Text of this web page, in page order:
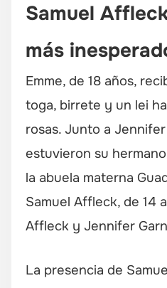
Samuel
más
Emme, de 18 años,
toga, birrete y un lei
rosas. Junto a
estuvieron su
la abuela materna
Samuel Affleck, de 14
Affleck y Jennifer
La presencia de